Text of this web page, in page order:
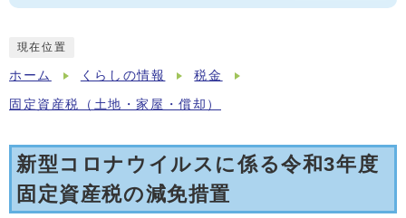
現在位置
ホーム くらしの情報 税金
固定資産税（土地・家屋・償却）
新型コロナウイルスに係る令和3年度
固定資産税の減免措置